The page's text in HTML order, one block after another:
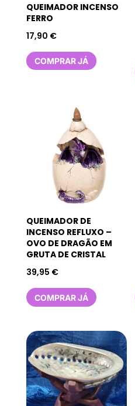
QUEIMADOR INCENSO
FERRO
17,90 €
COMPRAR JÁ
QUEIMADOR DE
INCENSO REFLUXO –
OVO DE DRAGÃO EM
GRUTA DE CRISTAL
39,95 €
COMPRAR JÁ